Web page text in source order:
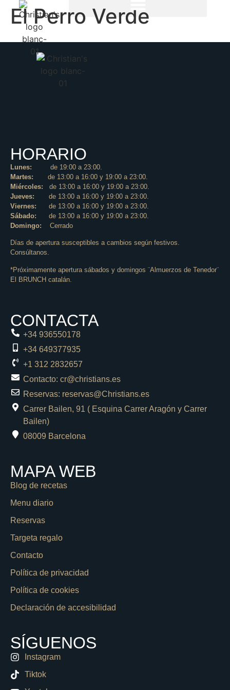
El Perro Verde
HORARIO
Lunes: de 19:00 a 23:00.
Martes: de 13:00 a 16:00 y 19:00 a 23:00.
Miércoles: de 13:00 a 16:00 y 19:00 a 23:00.
Jueves: de 13:00 a 16:00 y 19:00 a 23:00.
Viernes: de 13:00 a 16:00 y 19:00 a 23:00.
Sábado: de 13:00 a 16:00 y 19:00 a 23:00.
Domingo: Cerrado
Días de apertura susceptibles a cambios según festivos.
Consúltanos.
*Próximamente apertura sábados y domingos ¨Almuerzos de Tenedor¨
El BRUNCH catalán.
CONTACTA
+34 936550178
+34 649377935
+1 312 2832657
Contacto: cr@christians.es
Reservas: reservas@Christians.es
Carrer Bailen, 91 ( Esquina Carrer Aragón y Carrer
Bailen)
08009 Barcelona
SÍGUENOS
Instagram
Tiktok
MAPA WEB
Blog de recetas
Menu diario
Reservas
Targeta regalo
Contacto
Política de privacidad
Política de cookies
Declaración de accesibilidad